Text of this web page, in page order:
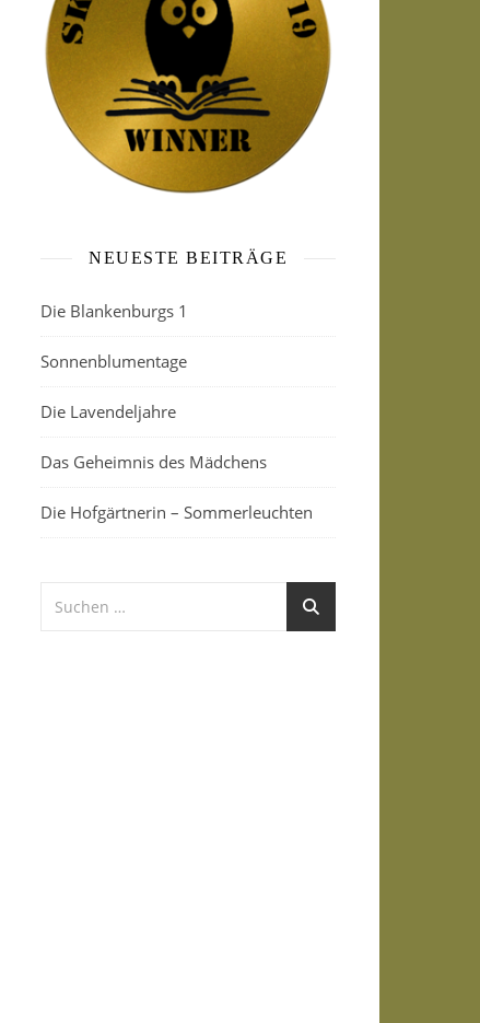
NEUESTE BEITRÄGE
Die Blankenburgs 1
Sonnenblumentage
Die Lavendeljahre
Das Geheimnis des Mädchens
Die Hofgärtnerin – Sommerleuchten